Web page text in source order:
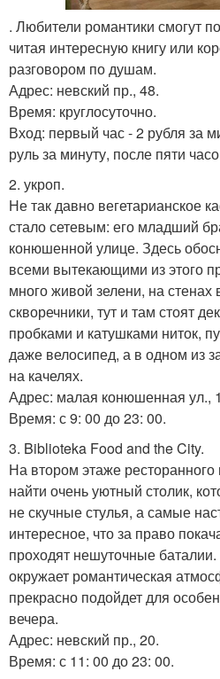
. Любители романтики смогут
читая интересную книгу или
разговором по душам.
Адрес: невский пр., 48.
Время: круглосуточно.
Вход: первый час - 2 рубля за
руль за минуту, после пяти
2. укроп.
Не так давно вегетарианское
стало сетевым: его младший
конюшенной улице. Здесь
всеми вытекающими из этого
много живой зелени, на стенах
скворечники, тут и там стоят
пробками и катушками ниток,
даже велосипед, а в одном из
на качелях.
Адрес: малая конюшенная ул.,
Время: с 9: 00 до 23: 00.
3. Biblioteka Food and the City.
На втором этаже ресторанного
найти очень уютный столик,
не скучные стулья, а самые
интересное, что за право
проходят нешуточные баталии.
окружает романтическая
прекрасно подойдет для
вечера.
Адрес: невский пр., 20.
Время: с 11: 00 до 23: 00.